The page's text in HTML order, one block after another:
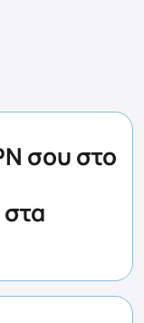
σου στο